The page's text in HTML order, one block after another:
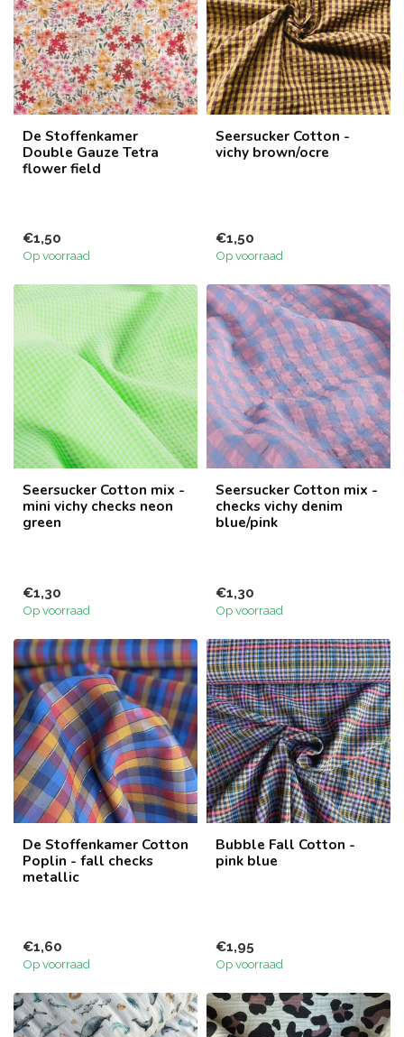
De Stoffenkamer
Double Gauze Tetra
flower field
€1,50
Op voorraad
Seersucker Cotton -
vichy brown/ocre
€1,50
Op voorraad
Seersucker Cotton mix -
mini vichy checks neon
green
€1,30
Op voorraad
Seersucker Cotton mix -
checks vichy denim
blue/pink
€1,30
Op voorraad
De Stoffenkamer Cotton
Poplin - fall checks
metallic
€1,60
Op voorraad
Bubble Fall Cotton -
pink blue
€1,95
Op voorraad